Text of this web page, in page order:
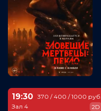
19:30
Зал 4
370 / 400 / 1000 руб.
2D